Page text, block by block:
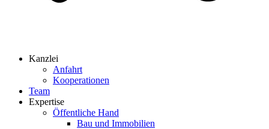
Kanzlei
Anfahrt
Kooperationen
Team
Expertise
Öffentliche Hand
Bau und Immobilien